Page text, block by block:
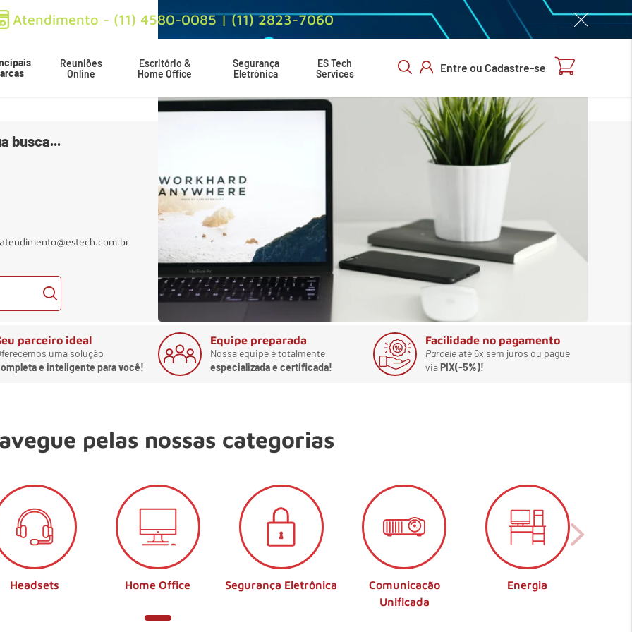
Atendimento - (11) 4580-0085 | (11) 2823-7060
Reuniões
Online
Escritório &
Home Office
Segurança
Eletrônica
ES Tech
Services
Entre ou Cadastre-se
CADASTRAR
busca...
atendimento@estech.com.br
parceiro ideal
uma solução
e inteligente para você!
Equipe preparada
Nossa equipe é totalmente
especializada e certificada!
Facilidade no pagamento
Parceleaté 6x sem juros ou pague
viaPIX(-5%)!
pelas nossas categorias
Headsets Home Office Segurança Eletrônica
Comunicação
Unificada
Energia